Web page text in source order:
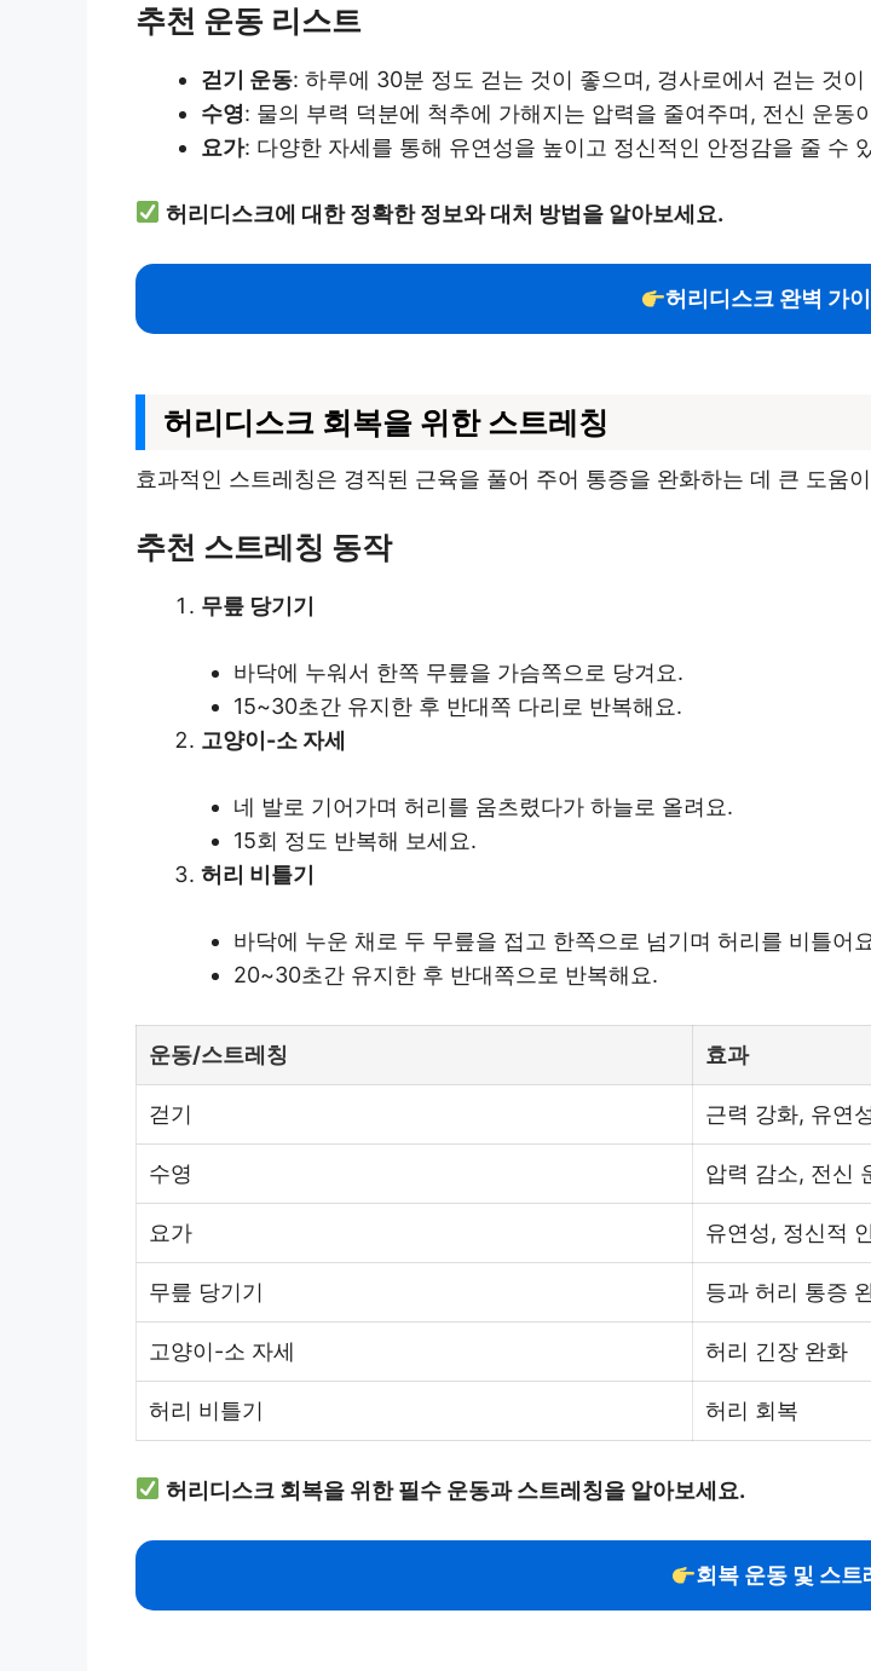
추천 운동 리스트
걷기 운동: 하루에 30분 정도 걷는 것이 좋으며, 경사로에서 걷는 것
수영: 물의 부력 덕분에 척추에 가해지는 압력을 줄여주며, 전신 운동
요가: 다양한 자세를 통해 유연성을 높이고 정신적인 안정감을 줄 수
허리디스크에 대한 정확한 정보와 대처 방법을 알아보세요.
허리디스크 완벽 가
허리디스크 회복을 위한 스트레칭
효과적인 스트레칭은 경직된 근육을 풀어 주어 통증을 완화하는 데 큰 도움
추천 스트레칭 동작
무릎 당기기
바닥에 누워서 한쪽 무릎을 가슴쪽으로 당겨요.
15~30초간 유지한 후 반대쪽 다리로 반복해요.
고양이-소 자세
네 발로 기어가며 허리를 움츠렸다가 하늘로 올려요.
15회 정도 반복해 보세요.
허리 비틀기
바닥에 누운 채로 두 무릎을 접고 한쪽으로 넘기며 허리를 비틀어
20~30초간 유지한 후 반대쪽으로 반복해요.
운동/스트레칭 효과
걷기 근력 강화, 유연
수영 압력 감소, 전신
요가 유연성, 정신적
무릎 당기기 등과 허리 통증
고양이-소 자세 허리 긴장 완화
허리 비틀기 허리 회복
허리디스크 회복을 위한 필수 운동과 스트레칭을 알아보세요.
회복 운동 및 스트